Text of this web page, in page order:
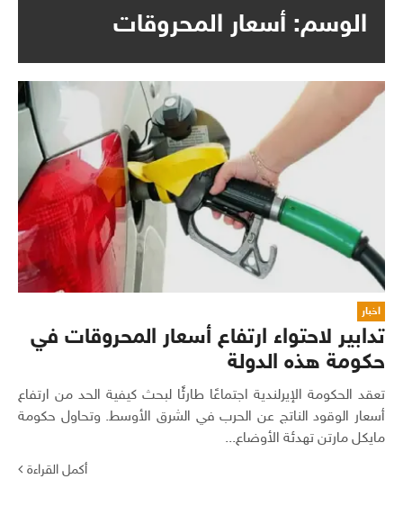
الوسم: أسعار المحروقات
اخبار
تدابير لاحتواء ارتفاع أسعار المحروقات في
حكومة هذه الدولة
تعقد الحكومة الإيرلندية اجتماعًا طارئًا لبحث كيفية الحد من ارتفاع
أسعار الوقود الناتج عن الحرب في الشرق الأوسط. وتحاول حكومة
مايكل مارتن تهدئة الأوضاع...
أكمل القراءة